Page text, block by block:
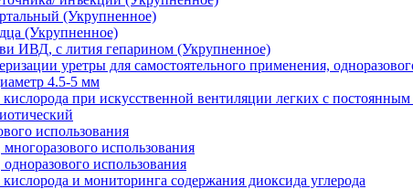
(Укрупненное)
(Укрупненное)
ИВД, с лития гепарином (Укрупненное)
уретры для самостоятельного применения,
4.5-5 мм
при искусственной вентиляции легких с
использования
использования
использования
и мониторинга содержания диоксида углерода